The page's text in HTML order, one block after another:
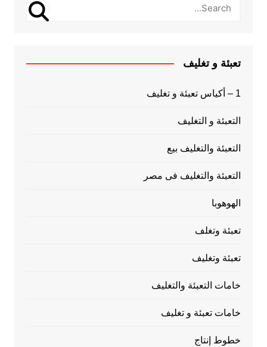
تعبئة و تغليف
1 – أكياس تعبئة و تغليف
التعبئة و التغليف
التعبئة والتغليف بيع
التعبئة والتغليف فى مصر
الهوهوبا
تعبئة وتغلف
تعبئة وتغليف
خامات التعبئة والتغليف
خامات تعبئة و تغليف
خطوط إنتاج